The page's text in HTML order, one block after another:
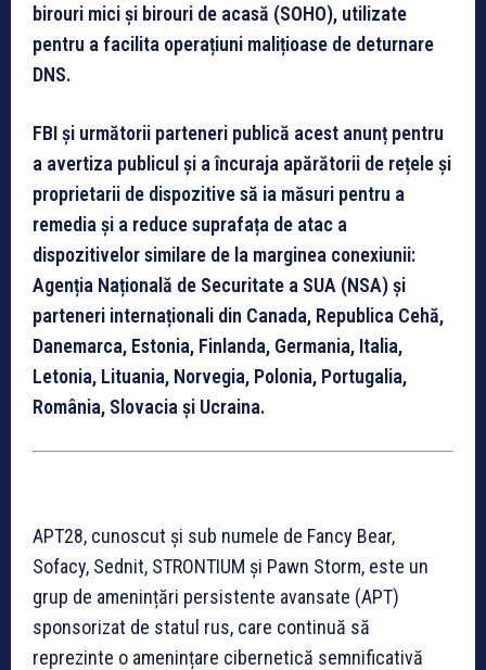
birouri mici și birouri de acasă (SOHO), utilizate
pentru a facilita operațiuni malițioase de deturnare
DNS.
FBI și următorii parteneri publică acest anunț pentru
a avertiza publicul și a încuraja apărătorii de rețele și
proprietarii de dispozitive să ia măsuri pentru a
remedia și a reduce suprafața de atac a
dispozitivelor similare de la marginea conexiunii:
Agenția Națională de Securitate a SUA (NSA) și
parteneri internaționali din Canada, Republica Cehă,
Danemarca, Estonia, Finlanda, Germania, Italia,
Letonia, Lituania, Norvegia, Polonia, Portugalia,
România, Slovacia și Ucraina.
APT28, cunoscut și sub numele de Fancy Bear,
Sofacy, Sednit, STRONTIUM și Pawn Storm, este un
grup de amenințări persistente avansate (APT)
sponsorizat de statul rus, care continuă să
reprezinte o amenințare cibernetică semnificativă